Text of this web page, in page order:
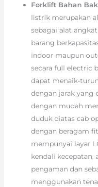
Forklift Bahan
listrik merupakan
sebagai alat
barang
indoor maupun
secara full electric
dapat menaik-
dengan jarak yang
dengan mudah
duduk diatas cab
dengan beragam
mempunyai layar
kendali kecepatan,
pengaman dan
menggunakan